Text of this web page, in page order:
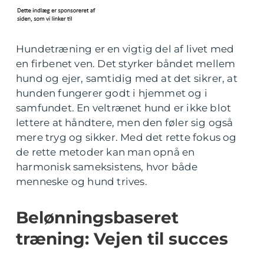
Hundetræning er en vigtig del af livet med
en firbenet ven. Det styrker båndet mellem
hund og ejer, samtidig med at det sikrer, at
hunden fungerer godt i hjemmet og i
samfundet. En veltrænet hund er ikke blot
lettere at håndtere, men den føler sig også
mere tryg og sikker. Med det rette fokus og
de rette metoder kan man opnå en
harmonisk sameksistens, hvor både
menneske og hund trives.
Belønningsbaseret
træning: Vejen til succes